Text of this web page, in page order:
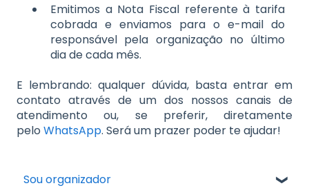
Emitimos a Nota Fiscal referente à tarifa
cobrada e enviamos para o e-mail do
responsável pela organização no último
dia de cada mês.
E lembrando: qualquer dúvida, basta entrar em
contato através de um dos nossos canais de
atendimento ou, se preferir, diretamente
pelo WhatsApp. Será um prazer poder te ajudar!
Sou organizador